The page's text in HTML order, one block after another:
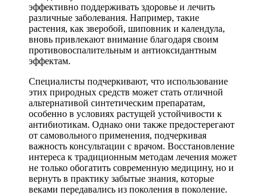
эффективно поддерживать здоровье и лечить
различные заболевания. Например, такие
растения, как зверобой, шиповник и календула,
вновь привлекают внимание благодаря своим
противовоспалительным и антиоксидантным
эффектам.
Специалисты подчеркивают, что использование
этих природных средств может стать отличной
альтернативой синтетическим препаратам,
особенно в условиях растущей устойчивости к
антибиотикам. Однако они также предостерегают
от самовольного применения, подчеркивая
важность консультации с врачом. Восстановление
интереса к традиционным методам лечения может
не только обогатить современную медицину, но и
вернуть в практику забытые знания, которые
веками передавались из поколения в поколение.